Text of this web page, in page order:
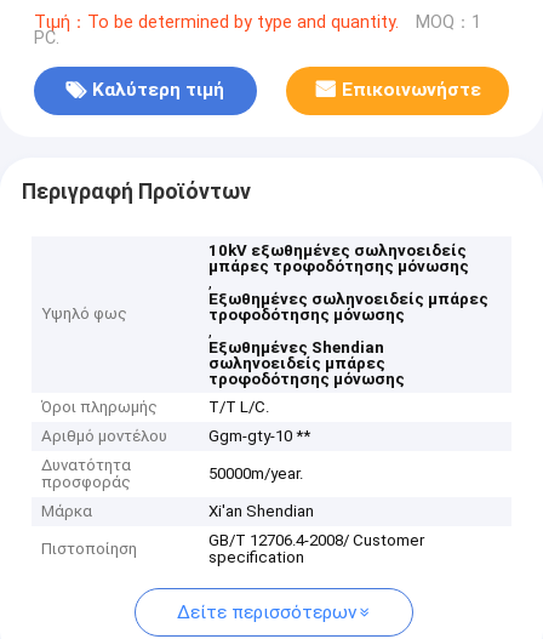
Τιμή：To be determined by type and quantity. MOQ：1
PC.
Καλύτερη τιμή Επικοινωνήστε
Περιγραφή Προϊόντων
Υψηλό φως
10kV εξωθημένες σωληνοειδείς
μπάρες τροφοδότησης μόνωσης
,
Εξωθημένες σωληνοειδείς μπάρες
τροφοδότησης μόνωσης
,
Εξωθημένες Shendian
σωληνοειδείς μπάρες
τροφοδότησης μόνωσης
Όροι πληρωμής
T/T L/C.
Αριθμό μοντέλου
Ggm-gty-10 **
Δυνατότητα
προσφοράς
50000m/year.
Μάρκα Xi'an Shendian
Πιστοποίηση
GB/T 12706.4-2008/ Customer
specification
Δείτε περισσότερων